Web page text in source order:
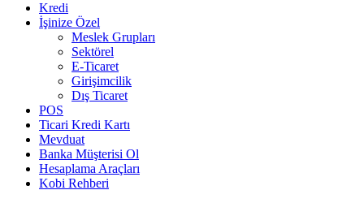
Kredi
İşinize Özel
Meslek Grupları
Sektörel
E-Ticaret
Girişimcilik
Dış Ticaret
POS
Ticari Kredi Kartı
Mevduat
Banka Müşterisi Ol
Hesaplama Araçları
Kobi Rehberi